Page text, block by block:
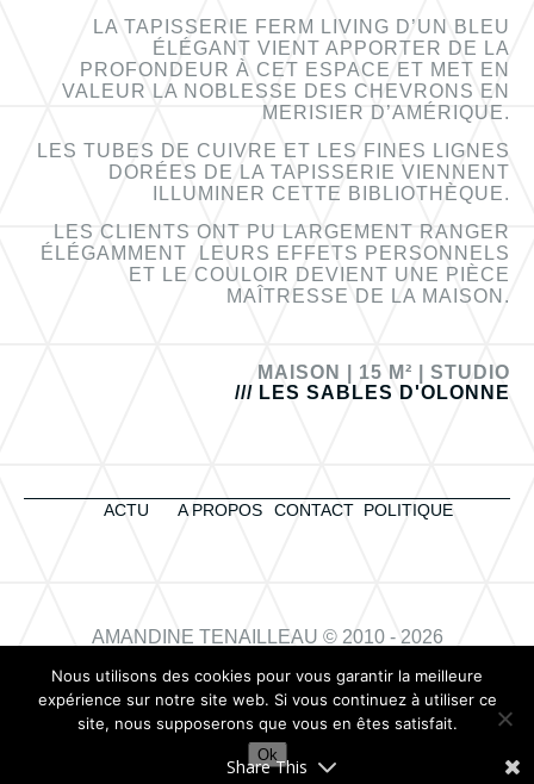
LA TAPISSERIE FERM LIVING D’UN BLEU
ÉLÉGANT VIENT APPORTER DE LA
PROFONDEUR À CET ESPACE ET MET EN
VALEUR LA NOBLESSE DES CHEVRONS EN
MERISIER D’AMÉRIQUE.
LES TUBES DE CUIVRE ET LES FINES LIGNES
DORÉES DE LA TAPISSERIE VIENNENT
ILLUMINER CETTE BIBLIOTHÈQUE.
LES CLIENTS ONT PU LARGEMENT RANGER
ÉLÉGAMMENT LEURS EFFETS PERSONNELS
ET LE COULOIR DEVIENT UNE PIÈCE
MAÎTRESSE DE LA MAISON.
MAISON | 15 M² |
STUDIO
/// LES SABLES D'OLONNE
ACTU A PROPOS CONTACT POLITIQUE
AMANDINE TENAILLEAU © 2010 - 2026
Création de site internet en Vendée
Jonathan BULKA
Share This
Nous utilisons des cookies pour vous garantir la meilleure
expérience sur notre site web. Si vous continuez à utiliser ce
site, nous supposerons que vous en êtes satisfait.
Ok